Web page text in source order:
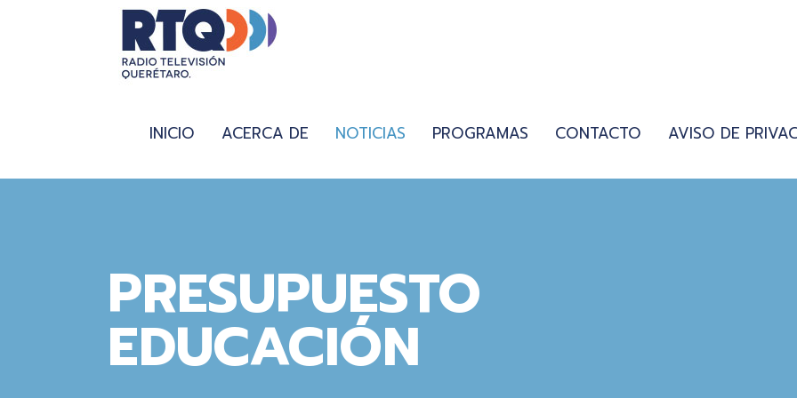
INICIO ACERCA DE NOTICIAS PROGRAMAS CONTACTO AVISO DE
PRESUPUESTO
EDUCACIÓN